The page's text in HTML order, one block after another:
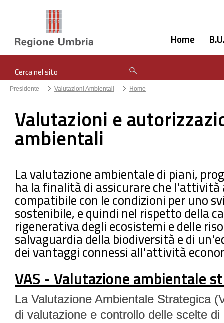
Home
Presidente Valutazioni Ambientali Home
Valutazioni e
ambientali
La valutazione ambientale di piani,
ha la finalità di assicurare che
compatibile con le condizioni per uno
sostenibile, e quindi nel rispetto della
rigenerativa degli ecosistemi e delle
salvaguardia della biodiversità e di
dei vantaggi connessi all'attività
VAS - Valutazione ambientale
La Valutazione Ambientale Strategica
di valutazione e controllo delle scelte